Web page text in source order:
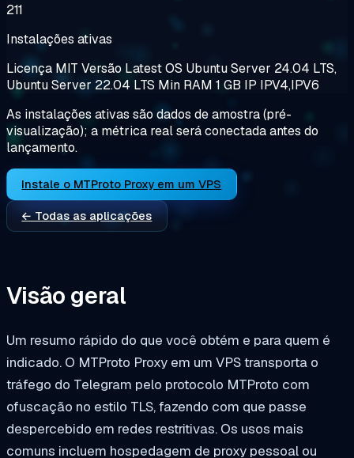
211
Instalações ativas
Licença MIT Versão LatestOS Ubuntu Server 24.04 LTS,
Ubuntu Server 22.04 LTS Min RAM 1 GB IP IPV4,IPV6
As instalações ativas são dados de amostra (pré-
visualização); a métrica real será conectada antes do
lançamento.
Instale o MTProto Proxy em um VPS
← Todas as aplicações
Visão geral
Um resumo rápido do que você obtém e para quem é
indicado. O MTProto Proxy em um VPS transporta o
tráfego do Telegram pelo protocolo MTProto com
ofuscação no estilo TLS, fazendo com que passe
despercebido em redes restritivas. Os usos mais
comuns incluem hospedagem de proxy pessoal ou